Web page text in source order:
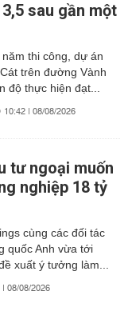
sau gần một
thi công, dự án
trên đường Vành
độ thực hiện đạt...
10:42 | 08/08/2026
tư ngoại muốn
nghiệp 18 tỷ
cùng các đối tác
quốc Anh vừa tới
xuất ý tưởng làm...
08/08/2026